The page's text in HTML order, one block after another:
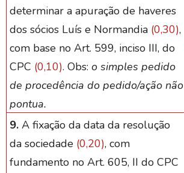
determinar a apuração de haveres
dos sócios Luís e Normandia (0,30),
com base no Art. 599, inciso III, do
CPC (0,10). Obs: o simples pedido
de procedência do pedido/ação não
pontua.
9.A fixação da data da resolução
da sociedade (0,20), com
fundamento no Art. 605, II do CPC